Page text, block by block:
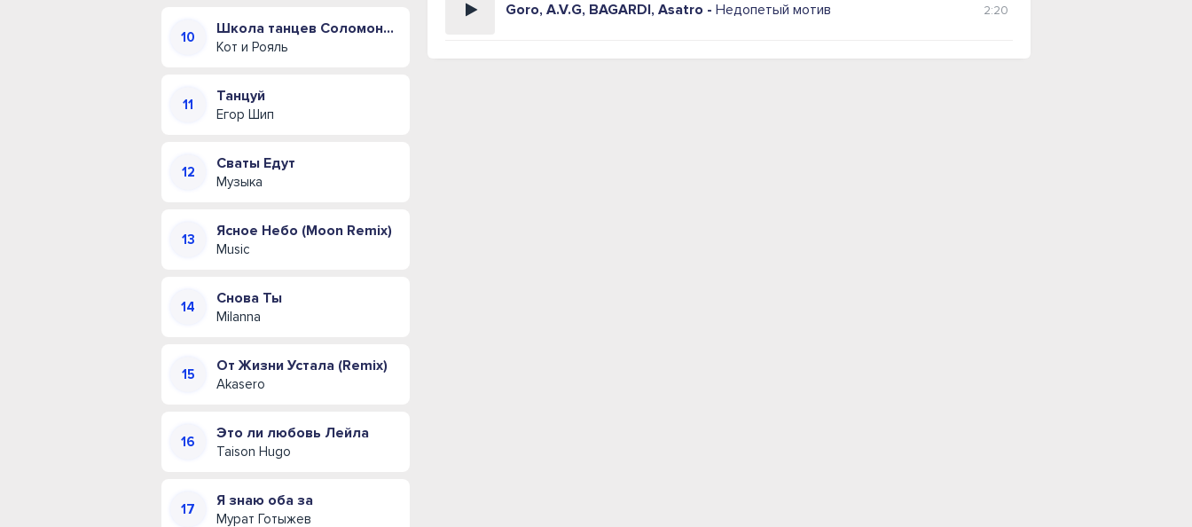
Школа танцев Соломона Пляра (Одесская музыкальная комедия)
Кот и Рояль
Танцуй
Егор Шип
Сваты Едут
Музыка
Ясное Небо (Moon Remix)
Music
Снова Ты
Milanna
От Жизни Устала (Remix)
Akasero
Это ли любовь Лейла
Taison Hugo
Я знаю оба за
Мурат Готыжев
Goro, A.V.G, BAGARDI, Asatro - Недопетый мотив 2:20